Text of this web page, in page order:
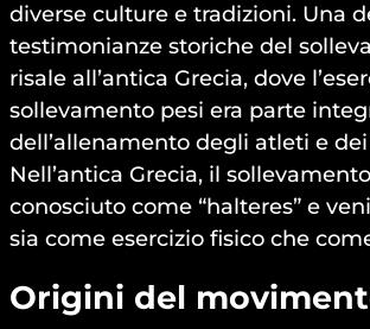
diverse culture e tradizioni. Una
testimonianze storiche del
risale all’antica Grecia, dove
sollevamento pesi era parte
dell’allenamento degli atleti e
Nell’antica Grecia, il
conosciuto come “halteres” e
sia come esercizio fisico che
Origini del